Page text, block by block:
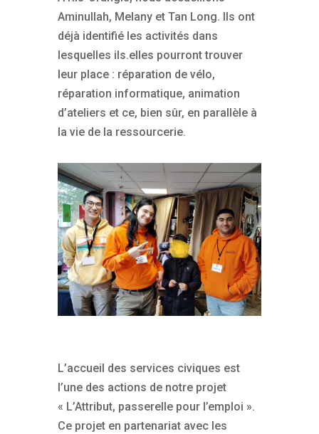
Aminullah, Melany et Tan Long. Ils ont
déjà identifié les activités dans
lesquelles ils.elles pourront trouver
leur place : réparation de vélo,
réparation informatique, animation
d’ateliers et ce, bien sûr, en parallèle à
la vie de la ressourcerie.
L’accueil des services civiques est
l’une des actions de notre projet
« L’Attribut, passerelle pour l’emploi ».
Ce projet en partenariat avec les